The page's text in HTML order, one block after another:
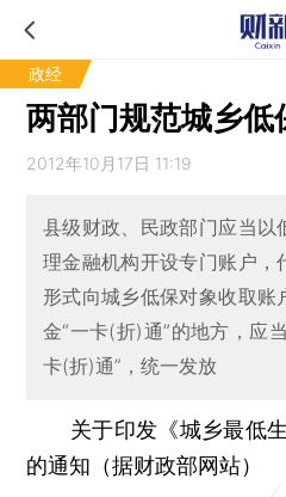
政经
两部门规范城乡低
2012年10月17日 11:19
县级财政、民政部门应当以
理金融机构开设专门账户，
形式向城乡低保对象收取账
金“一卡(折)通”的地方，应
卡(折)通”，统一发放
关于印发《城乡最低生
的通知（据财政部网站）